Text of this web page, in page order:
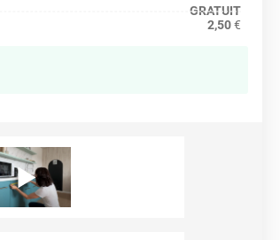
GRATUIT
2,50€